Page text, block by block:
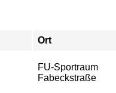
Ort
FU-Sportraum
Fabeckstraße